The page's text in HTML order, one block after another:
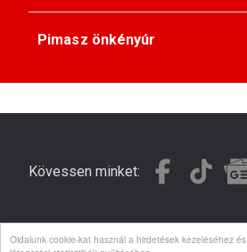
Oldalunk cookie-kat használ a hirdetések kezeléséhez és
Pimasz önkényúr
Kövessen minket:
© Gondola 2026 - Minden jog fenntartva